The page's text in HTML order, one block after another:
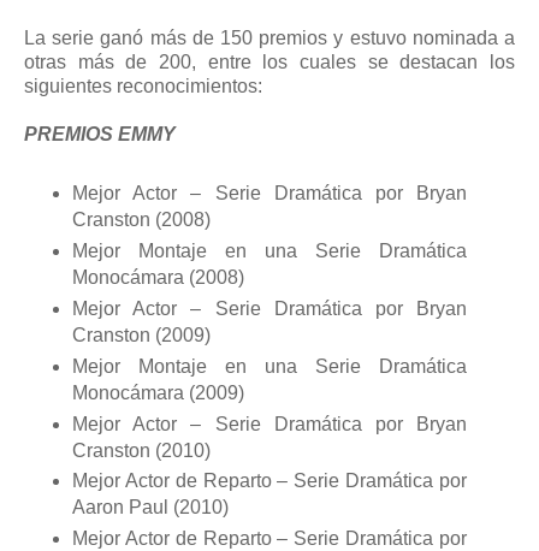
La serie ganó más de 150 premios y estuvo nominada a
otras más de 200, entre los cuales se destacan los
siguientes reconocimientos:
PREMIOS EMMY
Mejor Actor – Serie Dramática por Bryan
Cranston (2008)
Mejor Montaje en una Serie Dramática
Monocámara (2008)
Mejor Actor – Serie Dramática por Bryan
Cranston (2009)
Mejor Montaje en una Serie Dramática
Monocámara (2009)
Mejor Actor – Serie Dramática por Bryan
Cranston (2010)
Mejor Actor de Reparto – Serie Dramática por
Aaron Paul (2010)
Mejor Actor de Reparto – Serie Dramática por